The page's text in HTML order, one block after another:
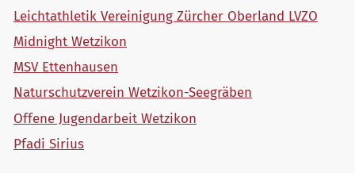
Leichtathletik Vereinigung Zürcher Oberland LVZO
Midnight Wetzikon
MSV Ettenhausen
Naturschutzverein Wetzikon-Seegräben
Offene Jugendarbeit Wetzikon
Pfadi Sirius